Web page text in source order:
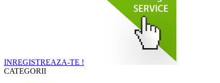
INREGISTREAZA-TE !
CATEGORII